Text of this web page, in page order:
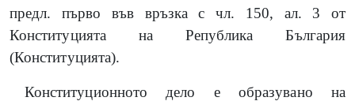
предл. първо във връзка с чл. 150, ал. 3 от
Конституцията на Република България
(Конституцията).
Конституционното дело е образувано на